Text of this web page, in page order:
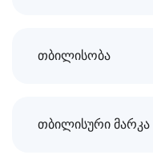
თბილისობა
თბილისური მარკა